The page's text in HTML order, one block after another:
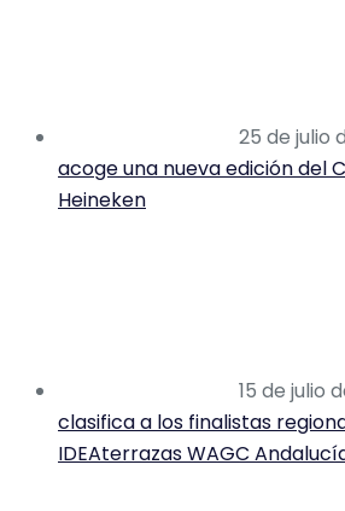
25 de julio
acoge una nueva edición del
Heineken
15 de julio
clasifica a los finalistas
IDEAterrazas WAGC